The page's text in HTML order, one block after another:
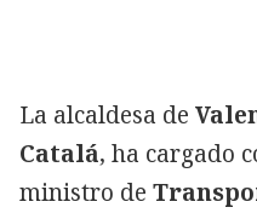
La alcaldesa de
Catalá, ha cargado
ministro de